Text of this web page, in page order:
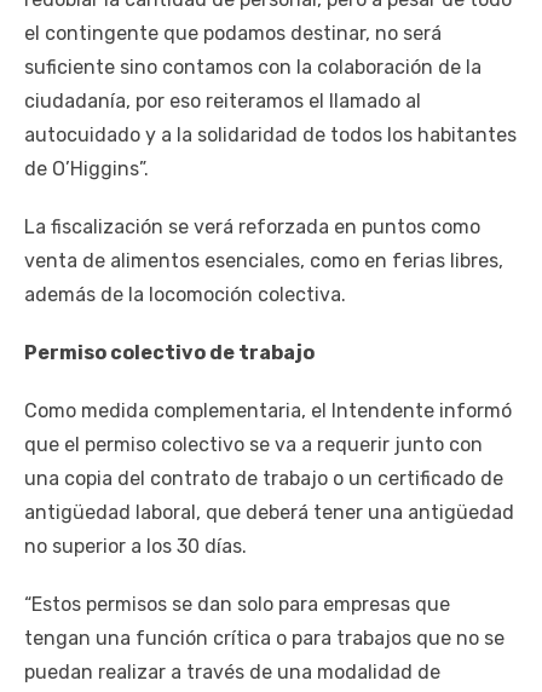
el contingente que podamos destinar, no será
suficiente sino contamos con la colaboración de la
ciudadanía, por eso reiteramos el llamado al
autocuidado y a la solidaridad de todos los habitantes
de O’Higgins”.
La fiscalización se verá reforzada en puntos como
venta de alimentos esenciales, como en ferias libres,
además de la locomoción colectiva.
Permiso colectivo de trabajo
Como medida complementaria, el Intendente informó
que el permiso colectivo se va a requerir junto con
una copia del contrato de trabajo o un certificado de
antigüedad laboral, que deberá tener una antigüedad
no superior a los 30 días.
“Estos permisos se dan solo para empresas que
tengan una función crítica o para trabajos que no se
puedan realizar a través de una modalidad de